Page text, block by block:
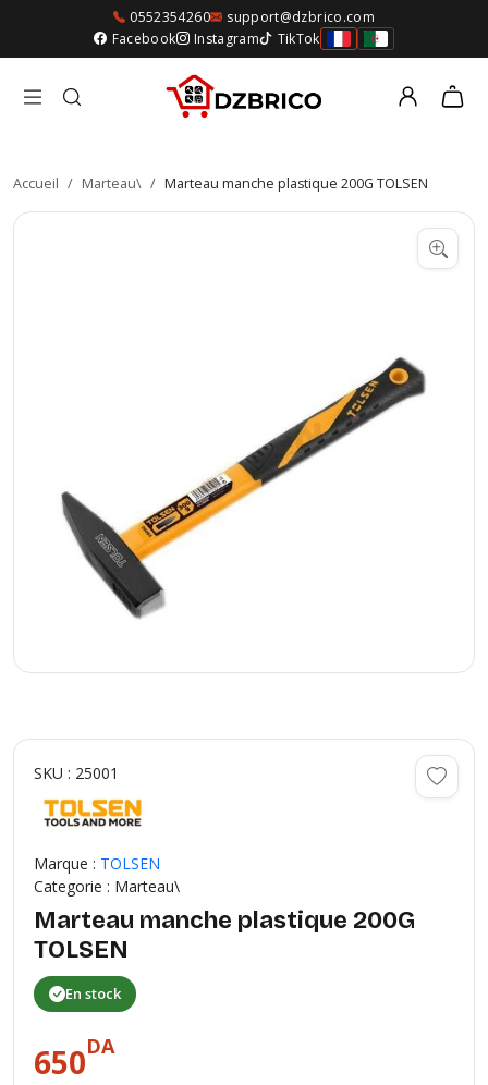
0552354260
support@dzbrico.com
Facebook
Instagram TikTok
Accueil / Marteau\ / Marteau manche plastique 200G TOLSEN
SKU : 25001
Marque : TOLSEN
Categorie : Marteau\
Marteau manche plastique 200G
TOLSEN
En stock
650DA